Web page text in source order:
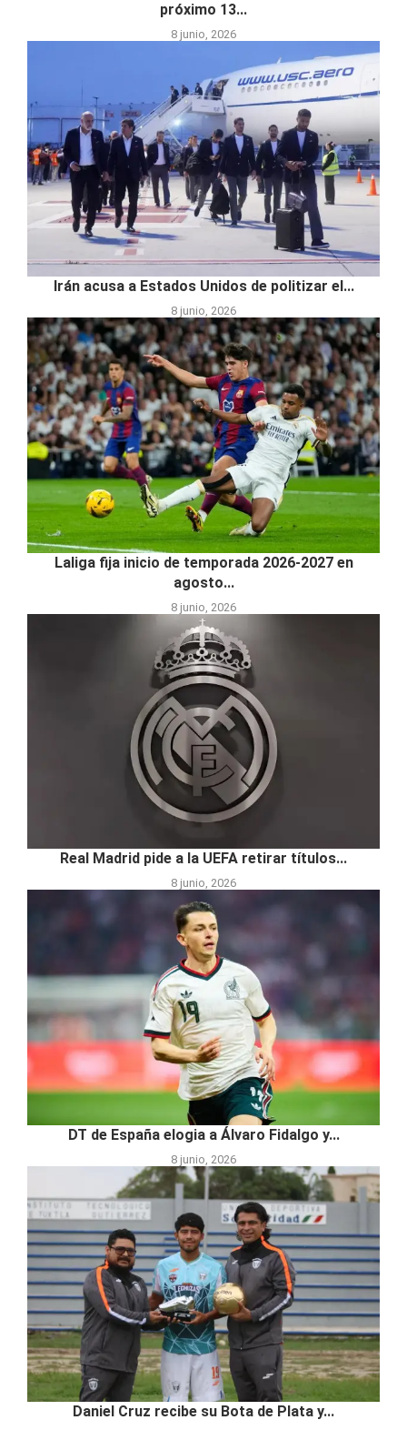
próximo 13...
8 junio, 2026
Irán acusa a Estados Unidos de politizar el...
8 junio, 2026
Laliga fija inicio de temporada 2026-2027 en
agosto...
8 junio, 2026
Real Madrid pide a la UEFA retirar títulos...
8 junio, 2026
DT de España elogia a Álvaro Fidalgo y...
8 junio, 2026
Daniel Cruz recibe su Bota de Plata y...